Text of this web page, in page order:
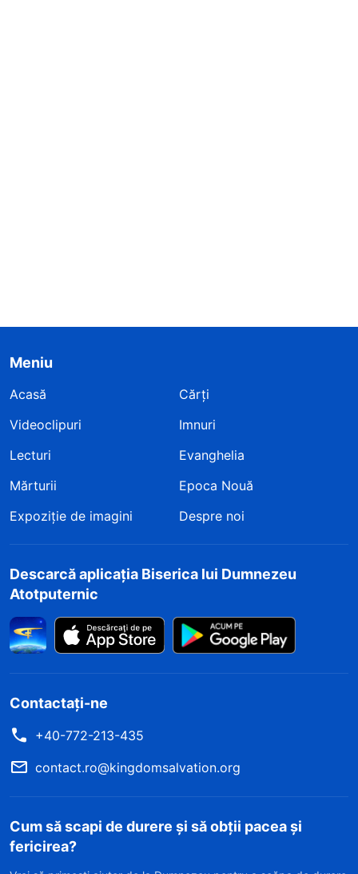
Meniu
Acasă
Cărți
Videoclipuri
Imnuri
Lecturi
Evanghelia
Mărturii
Epoca Nouă
Expoziție de imagini
Despre noi
Descarcă aplicația Biserica lui Dumnezeu
Atotputernic
Contactați-ne
+40-772-213-435
contact.ro@kingdomsalvation.org
Cum să scapi de durere și să obții pacea și
fericirea?